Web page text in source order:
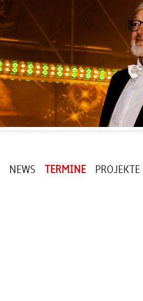
NEWS TERMINE PROJEKTE